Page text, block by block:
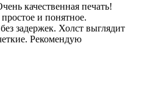
качественная печать!
и понятное.
задержек. Холст выглядит
Рекомендую